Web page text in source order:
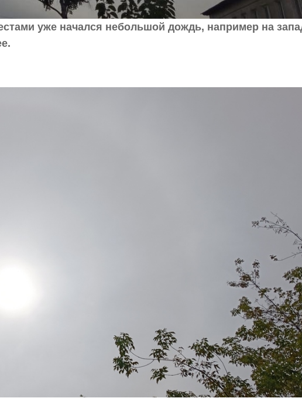
уже начался небольшой дождь, например на